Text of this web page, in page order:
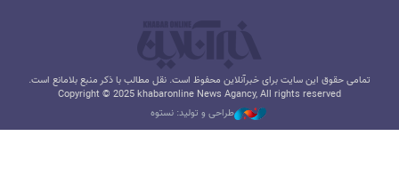
تمامی حقوق این سایت برای خبرآنلاین محفوظ است. نقل مطالب با ذکر منبع بلامانع است.
Copyright © 2025 khabaronline News Agancy, All rights reserved
طراحی و تولید: نستوه